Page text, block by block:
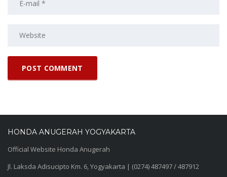
HONDA ANUGERAH YOGYAKARTA
Official Website Honda Anugerah
Jl. Laksda Adisucipto Km. 6, Yogyakarta | (0274) 487497 / 487912